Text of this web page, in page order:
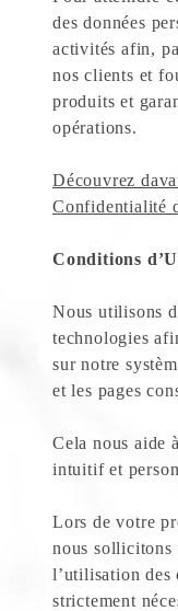
des données
activités afin,
nos clients et
produits et
opérations.
Découvrez
Confidentialité
Conditions
Nous utilisons
technologies
sur notre
et les pages
Cela nous aide
intuitif et
Lors de votre
nous sollicitons
l’utilisation des
strictement